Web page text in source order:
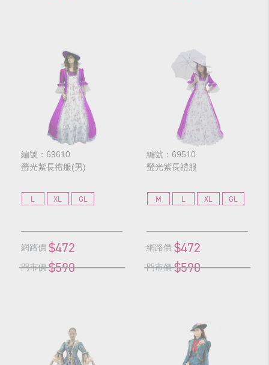
編號：69610
螢光紫長禮服(男)
L XL GL
網路價 $472
門市價 $590
編號：69510
螢光紫長禮服
M L XL GL
網路價 $472
門市價 $590